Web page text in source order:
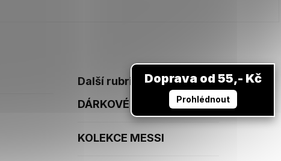
Další rubriky
DÁRKOVÉ POUKAZY
KOLEKCE MESSI
Doprava od 55,- Kč
Prohlédnout